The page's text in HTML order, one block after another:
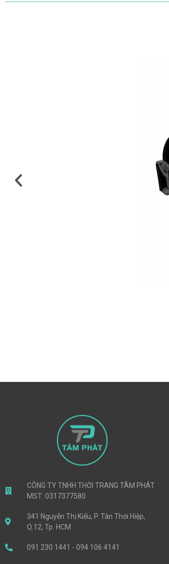
CÔNG TY TNHH THỜI TRANG TÂM PHÁT
MST: 0317377580
341 Nguyễn Thị Kiểu, P. Tân Thới Hiệp,
Q.12, Tp. HCM
091 230 1441 - 094 106 4141